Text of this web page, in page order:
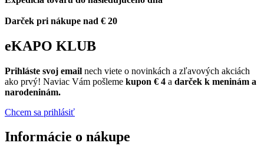
Darček pri nákupe nad € 20
eKAPO KLUB
Prihláste svoj email nech viete o novinkách a zľavových akciách
ako prvý! Naviac Vám pošleme kupon € 4 a darček k meninám a
narodeninám.
Chcem sa prihlásiť
Informácie o nákupe